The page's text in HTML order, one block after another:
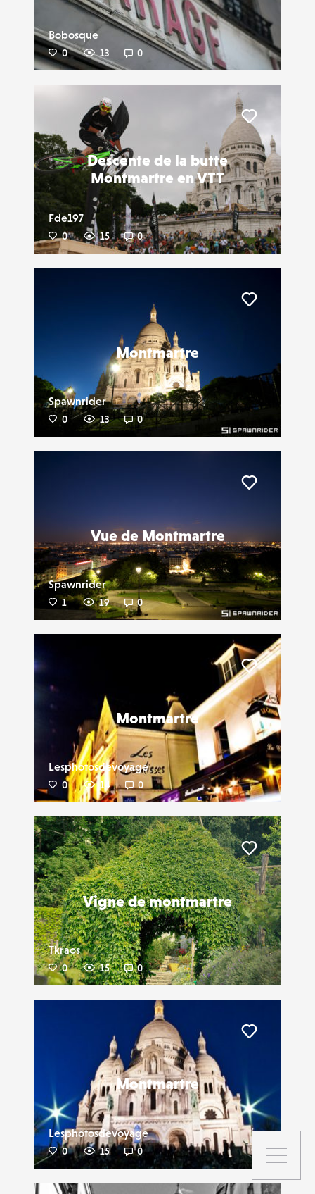
Bobosque
0 13 0
Descente de la butte
Montmartre en VTT
Fde197
0 15 0
Montmartre
Spawnrider
0 13 0
Vue de Montmartre
Spawnrider
1 19 0
Montmartre
Lesphotosdevoyage
0 14 0
Vigne de montmartre
Tkraos
0 15 0
Liker
Montmartre
Lesphotosdevoyage
0 15 0